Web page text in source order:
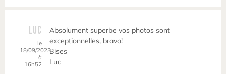
LUC
le
18/09/2023
à
16h52
Absolument superbe vos photos sont
exceptionnelles, bravo!
Bises
Luc